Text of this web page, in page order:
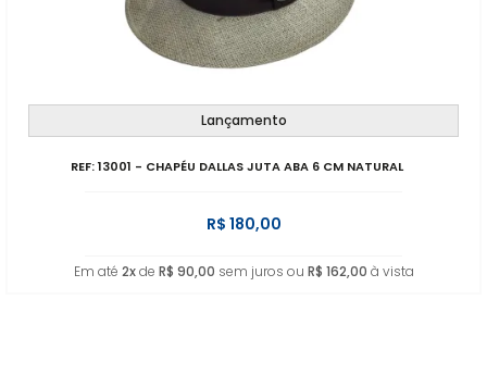
Lançamento
REF: 13001 - CHAPÉU DALLAS JUTA ABA 6 CM NATURAL
R$ 180,00
Em até 2xde R$ 90,00 sem juros ou R$ 162,00 à vista